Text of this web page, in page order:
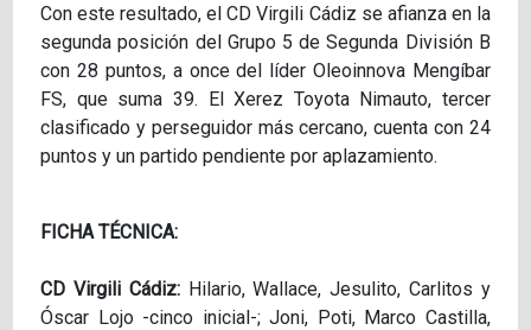
Con este resultado, el CD Virgili Cádiz se afianza en la
segunda posición del Grupo 5 de Segunda División B
con 28 puntos, a once del líder Oleoinnova Mengíbar
FS, que suma 39. El Xerez Toyota Nimauto, tercer
clasificado y perseguidor más cercano, cuenta con 24
puntos y un partido pendiente por aplazamiento.
FICHA TÉCNICA:
CD Virgili Cádiz:Hilario, Wallace, Jesulito, Carlitos y
Óscar Lojo -cinco inicial-; Joni, Poti, Marco Castilla,